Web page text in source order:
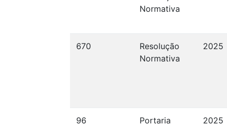
Normativa
670
Resolução
Normativa
2025
96 Portaria 2025